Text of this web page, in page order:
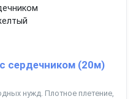
сердечником (20м)
нужд. Плотное плетение,